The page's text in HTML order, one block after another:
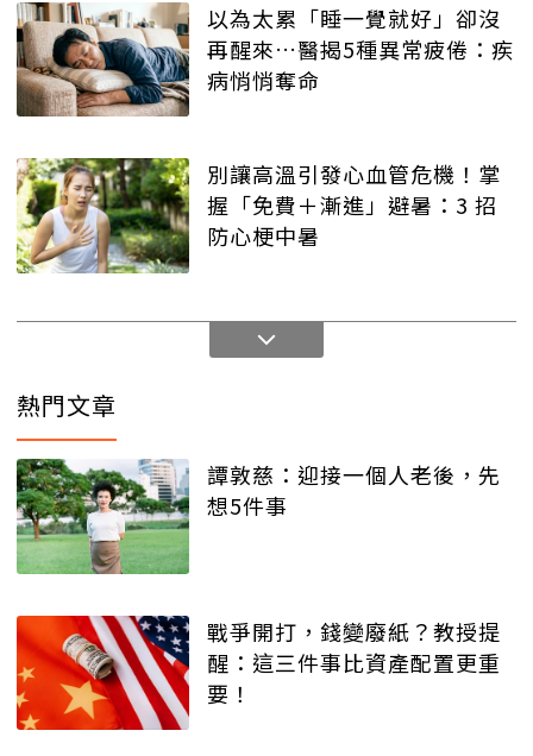
以為太累「睡一覺就好」卻沒
再醒來…醫揭5種異常疲倦：疾
病悄悄奪命
別讓高溫引發心血管危機！掌
握「免費＋漸進」避暑：3 招
防心梗中暑
熱門文章
譚敦慈：迎接一個人老後，先
想5件事
戰爭開打，錢變廢紙？教授提
醒：這三件事比資產配置更重
要！